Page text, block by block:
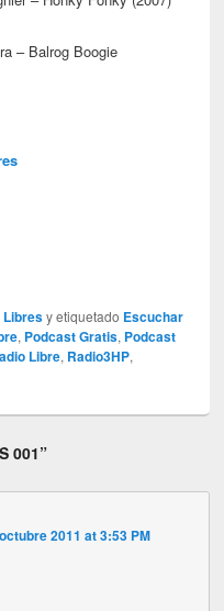
– Balrog Boogie
Libresy etiquetado Escuchar
, Podcast Gratis, Podcast
Libre, Radio3HP,
001”
2011 at 3:53 PM